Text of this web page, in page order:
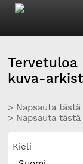
kuva-
> Napsauta
> Napsauta
Kieli